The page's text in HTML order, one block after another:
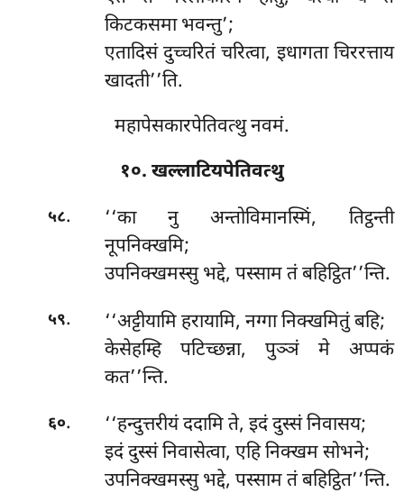
किटकसमा भवन्तु’;
एतादिसं दुच्चरितं चरित्वा, इधागता चिररत्ताय
खादती’’ति.
महापेसकारपेतिवत्थु नवमं.
१०. खल्लाटियपेतिवत्थु
५८. ‘‘कानु अन्तोविमानस्मिं, तिट्ठन्ती
नूपनिक्खमि;
उपनिक्खमस्सु भद्दे, पस्साम तं बहिट्ठित’’न्ति.
५९. ‘‘अट्टीयामिहरायामि, नग्गा निक्खमितुं बहि;
केसेहम्हि पटिच्छन्ना, पुञ्ञं मे अप्पकं
कत’’न्ति.
६०.
‘‘हन्दुत्तरीयं ददामि ते, इदं दुस्सं निवासय;
इदं दुस्सं निवासेत्वा, एहि निक्खम सोभने;
उपनिक्खमस्सु भद्दे, पस्साम तं बहिट्ठित’’न्ति.